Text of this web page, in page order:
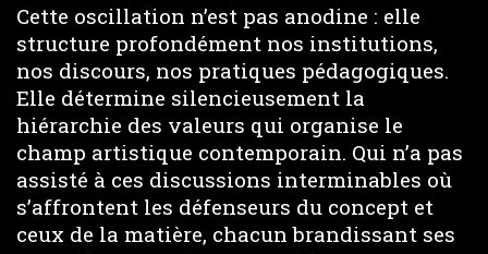
Cette oscillation n’est pas anodine : elle
structure profondément nos institutions,
nos discours, nos pratiques pédagogiques.
Elle détermine silencieusement la
hiérarchie des valeurs qui organise le
champ artistique contemporain. Qui n’a pas
assisté à ces discussions interminables où
s’affrontent les défenseurs du concept et
ceux de la matière, chacun brandissant ses